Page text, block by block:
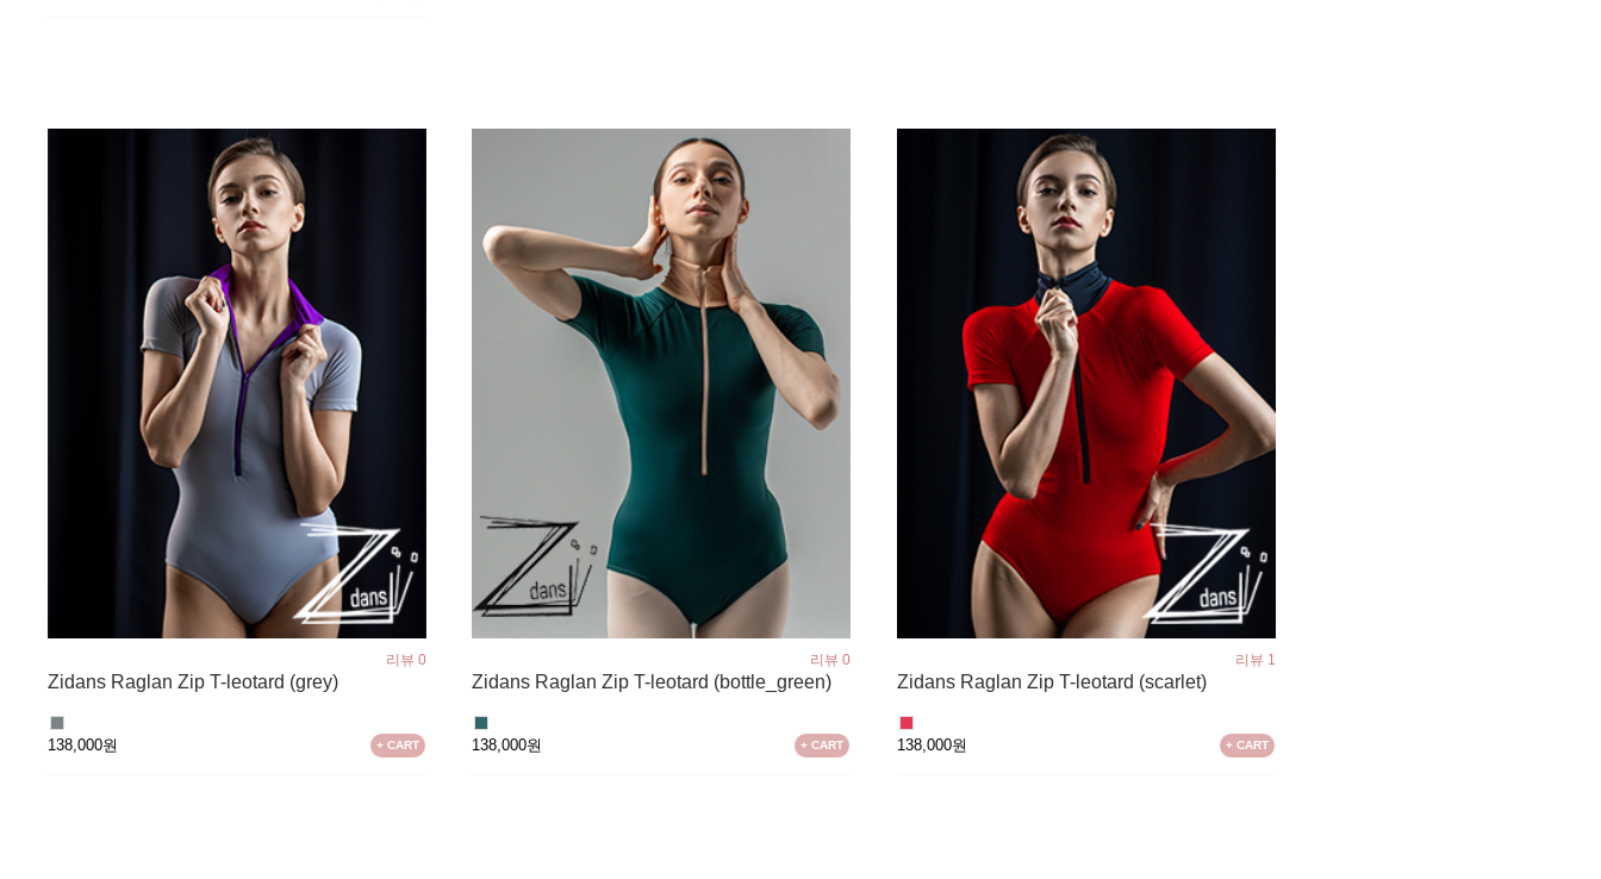
리뷰 0
Zidans Raglan Zip T-leotard (grey)
138,000원 + CART
리뷰 0
Zidans Raglan Zip T-leotard (bottle_green)
138,000원 + CART
리뷰 1
Zidans Raglan Zip T-leotard (scarlet)
138,000원 + CART